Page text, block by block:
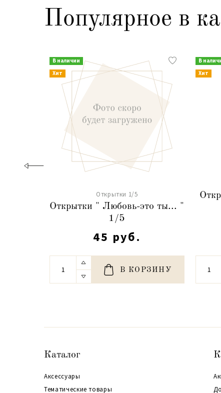
Популярное в
В наличии
Хит
Открытки 1/5
Открытки " Любовь-это ты... "
1/5
45 руб.
В КОРЗИНУ
В
Хит
Каталог
Аксессуары
Тематические товары